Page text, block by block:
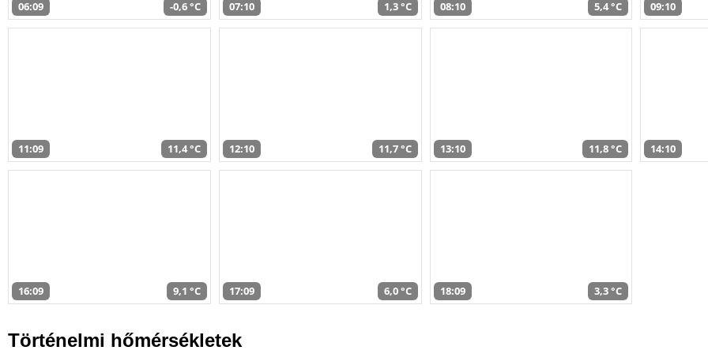
06:09 -0,6 °C 07:10 1,3 °C 08:10 5,4 °C 09:10
11:09 11,4 °C 12:10 11,7 °C 13:10 11,8 °C 14:10
16:09 9,1 °C 17:09 6,0 °C 18:09 3,3 °C
Történelmi hőmérsékletek